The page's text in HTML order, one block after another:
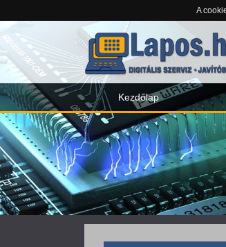
A
Kezdőlap